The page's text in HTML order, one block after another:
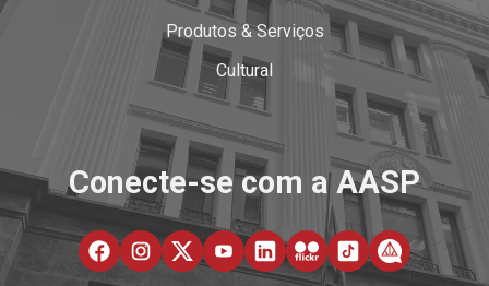
Produtos & Serviços
Cultural
Conecte-se com a AASP